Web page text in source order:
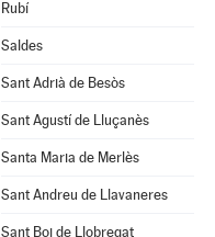
Rubí
Saldes
Sant Adrià de Besòs
Sant Agustí de Lluçanès
Santa Maria de Merlès
Sant Andreu de Llavaneres
Sant Boi de Llobregat